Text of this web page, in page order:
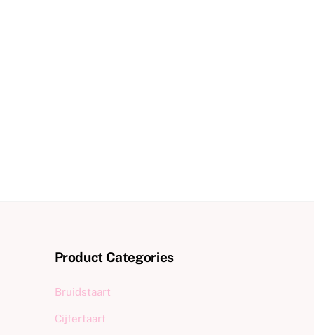
Product Categories
Bruidstaart
Cijfertaart